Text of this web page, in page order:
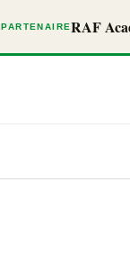
PARTENAIRERAF